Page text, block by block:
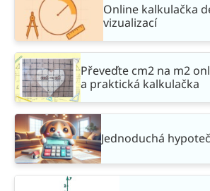
Online kalkulačka
vizualizací
Převeďte cm2 na m2
a praktická kalkulačka
Jednoduchá